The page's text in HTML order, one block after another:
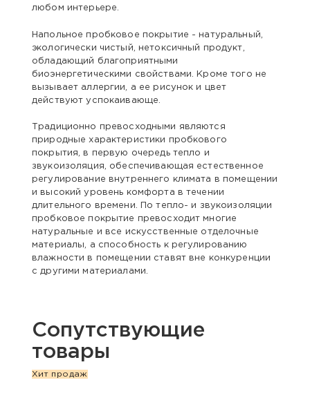
любом интерьере.
Напольное пробковое покрытие - натуральный,
экологически чистый, нетоксичный продукт,
обладающий благоприятными
биоэнергетическими свойствами. Кроме того не
вызывает аллергии, а ее рисунок и цвет
действуют успокаивающе.
Традиционно превосходными являются
природные характеристики пробкового
покрытия, в первую очередь тепло и
звукоизоляция, обеспечивающая естественное
регулирование внутреннего климата в помещении
и высокий уровень комфорта в течении
длительного времени. По тепло- и звукоизоляции
пробковое покрытие превосходит многие
натуральные и все искусственные отделочные
материалы, а способность к регулированию
влажности в помещении ставят вне конкуренции
с другими материалами.
Сопутствующие
товары
Хит продаж